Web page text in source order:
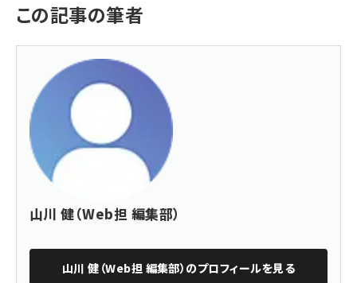
この記事の筆者
山川 健（Web担 編集部）
山川 健（Web担 編集部） のプロフィールを見る